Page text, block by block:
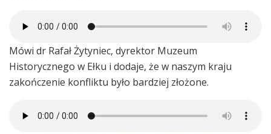
Mówi dr Rafał Żytyniec, dyrektor Muzeum
Historycznego w Ełku i dodaje, że w naszym kraju
zakończenie konfliktu było bardziej złożone.